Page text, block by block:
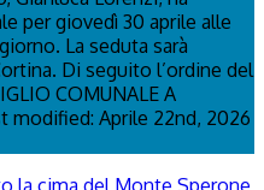
per giovedì 30 aprile alle
La seduta sarà
Di seguito l’ordine del
COMUNALE A
modified: Aprile 22nd, 2026